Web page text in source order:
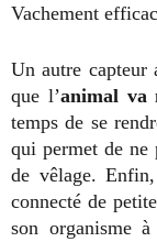
Vachement
Un autre capteur
que l’animal va
temps de se
qui permet de ne
de vêlage.
connecté de
son organisme